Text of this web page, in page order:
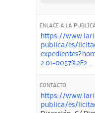
ENLACE A LA
https://
publica/es/
2.01-0057%2F2 ...
CONTACTO
https://
publica/es/